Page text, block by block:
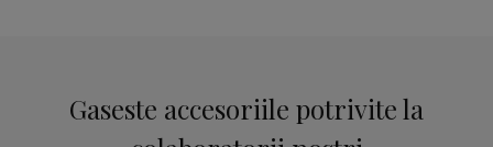
Gaseste accesoriile potrivite la